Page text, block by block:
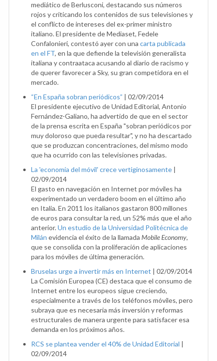
mediático de Berlusconi, destacando sus números
rojos y criticando los contenidos de sus televisiones y
el conflicto de intereses del ex-primer ministro
italiano. El presidente de Mediaset, Fedele
Confalonieri, contestó ayer con una carta publicada
en el FT, en la que defiende la televisión generalista
italiana y contraataca acusando al diario de racismo y
de querer favorecer a Sky, su gran competidora en el
mercado.
“En España sobran periódicos” | 02/09/2014
El presidente ejecutivo de Unidad Editorial, Antonio
Fernández-Galiano, ha advertido de que en el sector
de la prensa escrita en España "sobran periódicos por
muy doloroso que pueda resultar", y no ha descartado
que se produzcan concentraciones, del mismo modo
que ha ocurrido con las televisiones privadas.
La 'economía del móvil' crece vertiginosamente |
02/09/2014
El gasto en navegación en Internet por móviles ha
experimentado un verdadero boom en el último año
en Italia. En 2011 los italianos gastaron 800 millones
de euros para consultar la red, un 52% más que el año
anterior.Un estudio de la Universidad Politécnica de
Milán evidencia el éxito de la llamada Mobile Economy,
que se consolida con la proliferación de aplicaciones
para los móviles de última generación.
Bruselas urge a invertir más en Internet | 02/09/2014
La Comisión Europea (CE) destaca que el consumo de
Internet entre los europeos sigue creciendo,
especialmente a través de los teléfonos móviles, pero
subraya que es necesaria más inversión y reformas
estructurales de manera urgente para satisfacer esa
demanda en los próximos años.
RCS se plantea vender el 40% de Unidad Editorial |
02/09/2014